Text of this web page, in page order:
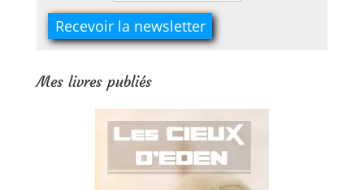
Mes livres publiés